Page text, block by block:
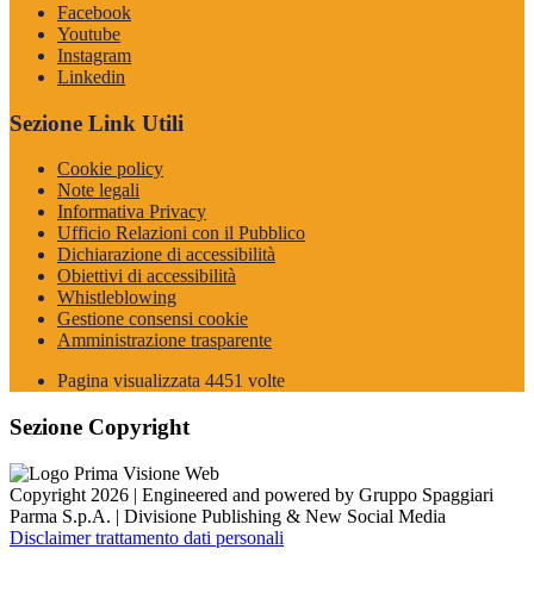
Facebook
Youtube
Instagram
Linkedin
Sezione Link Utili
Cookie policy
Note legali
Informativa Privacy
Ufficio Relazioni con il Pubblico
Dichiarazione di accessibilità
Obiettivi di accessibilità
Whistleblowing
Gestione consensi cookie
Amministrazione trasparente
Pagina visualizzata 4451 volte
Sezione Copyright
Copyright 2026 | Engineered and powered by Gruppo Spaggiari
Parma S.p.A. | Divisione Publishing & New Social Media
Disclaimer trattamento dati personali